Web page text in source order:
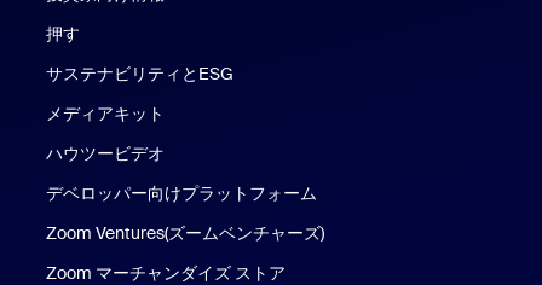
押す
サステナビリティとESG
メディアキット
ハウツービデオ
デベロッパー向けプラットフォーム
Zoom Ventures(ズームベンチャーズ)
Zoom マーチャンダイズ ストア